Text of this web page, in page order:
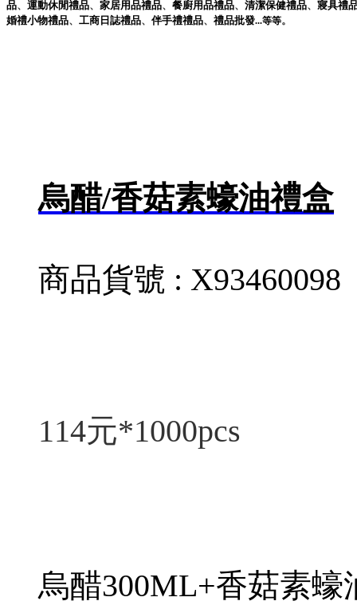
品、 運動休閒禮品、 家居用品禮品、 餐廚用品禮品、 清潔保健禮品、 寢具禮
婚禮小物禮品、 工商日誌禮品、 伴手禮禮品、 禮品批發...等等。
烏醋/香菇素蠔油禮盒
商品貨號 : X93460098
114元*1000pcs
烏醋300ML+香菇素蠔